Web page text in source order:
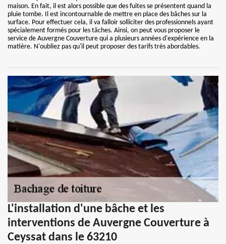
maison. En fait, il est alors possible que des fuites se présentent quand la
pluie tombe. Il est incontournable de mettre en place des bâches sur la
surface. Pour effectuer cela, il va falloir solliciter des professionnels ayant
spécialement formés pour les tâches. Ainsi, on peut vous proposer le
service de Auvergne Couverture qui a plusieurs années d'expérience en la
matière. N'oubliez pas qu'il peut proposer des tarifs très abordables.
L'installation d'une bâche et les
interventions de Auvergne Couverture à
Ceyssat dans le 63210